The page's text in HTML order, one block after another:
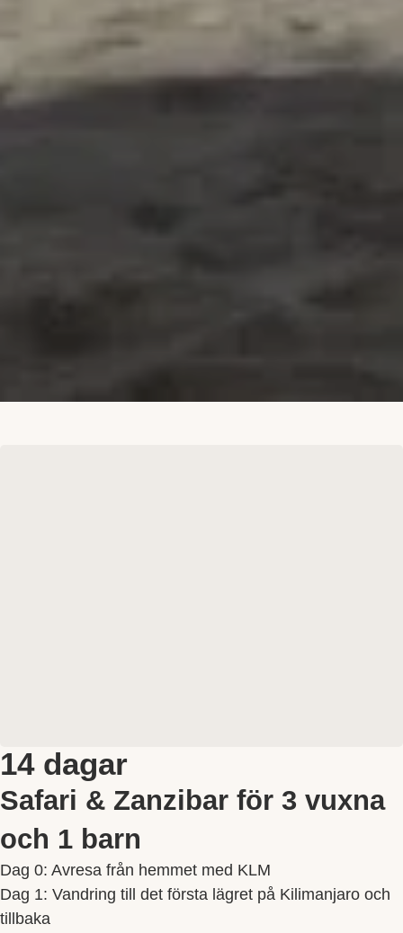
14 dagar
Safari & Zanzibar för 3 vuxna
och 1 barn
Dag 0: Avresa från hemmet med KLM
Dag 1: Vandring till det första lägret på Kilimanjaro och
tillbaka